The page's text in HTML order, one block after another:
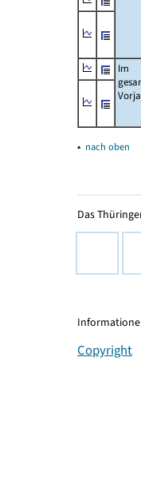
Im
▴ nach oben
Das
Copyright